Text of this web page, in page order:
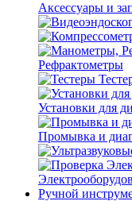
Аксессуары и
Рефрактометры
Установки для
Промывка и
Ручной